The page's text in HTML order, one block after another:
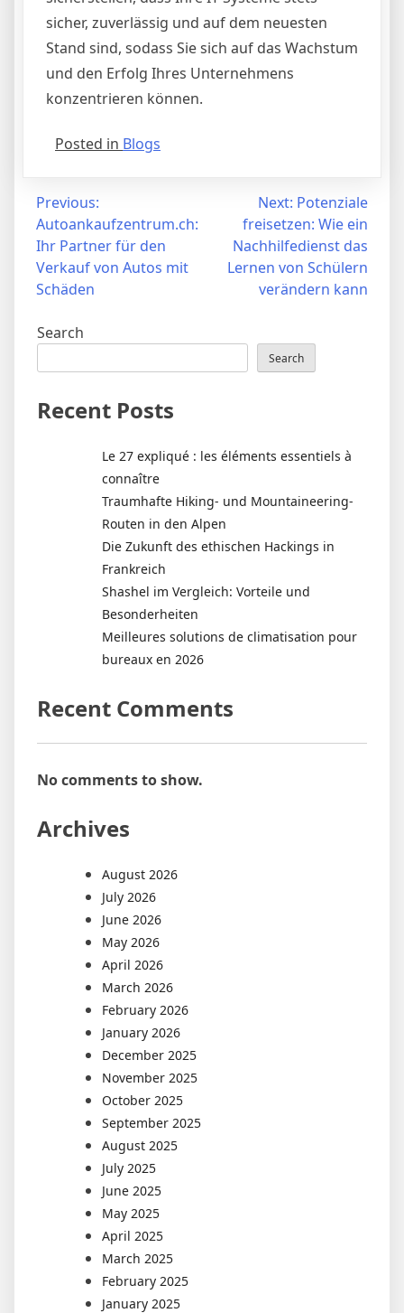
sicher, zuverlässig und auf dem neuesten
Stand sind, sodass Sie sich auf das Wachstum
und den Erfolg Ihres Unternehmens
konzentrieren können.
Posted in Blogs
Post
navigation
Previous:
Autoankaufzentrum.ch:
Ihr Partner für den
Verkauf von Autos mit
Schäden
Next: Potenziale
freisetzen: Wie ein
Nachhilfedienst das
Lernen von Schülern
verändern kann
Search
Search
Recent Posts
Le 27 expliqué : les éléments essentiels à
connaître
Traumhafte Hiking- und Mountaineering-
Routen in den Alpen
Die Zukunft des ethischen Hackings in
Frankreich
Shashel im Vergleich: Vorteile und
Besonderheiten
Meilleures solutions de climatisation pour
bureaux en 2026
Recent Comments
No comments to show.
Archives
August 2026
July 2026
June 2026
May 2026
April 2026
March 2026
February 2026
January 2026
December 2025
November 2025
October 2025
September 2025
August 2025
July 2025
June 2025
May 2025
April 2025
March 2025
February 2025
January 2025